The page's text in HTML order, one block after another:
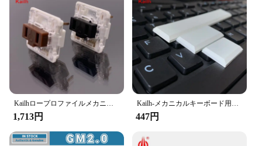
Kailhロープロファイルメカニカルキーボードスイッチ、超薄型ノートパソコン用リニア触覚ハンドフェリング卸売りcpg1232 10個
1,713円
Kailh-メカニカルキーボード用キーキャップ,ロープロファイル,黒と白,1.5u/2.0u/スペースバー
447円